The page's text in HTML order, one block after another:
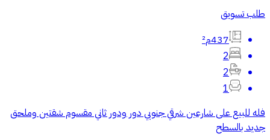
طلب تسويق
437م²
2
2
1
فله للبيع على شارعين شرقي جنوبي دور ودور ثاني مقسوم شقتين وملحق
جديد بالسطح